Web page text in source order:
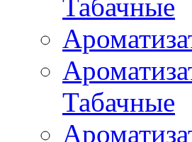
Табачные
Табачные